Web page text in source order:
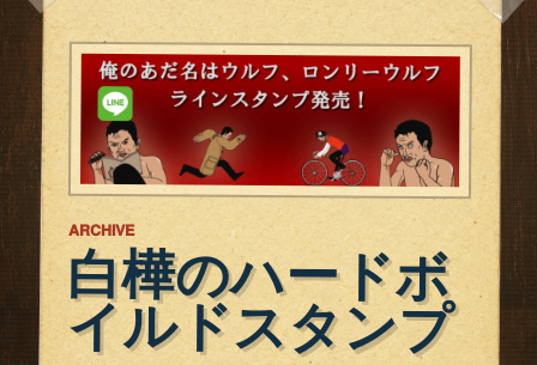
ARCHIVE
白樺のハードボ
イルドスタンプ